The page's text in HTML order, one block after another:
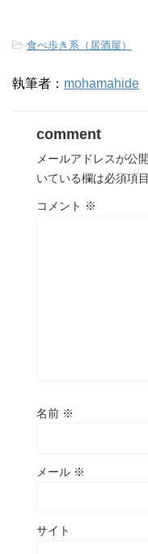
-食べ歩き系（居酒屋）
執筆者： mohamahide
comment
メールアドレスが公
いている欄は必須項
コメント ※
名前 ※
メール ※
サイト